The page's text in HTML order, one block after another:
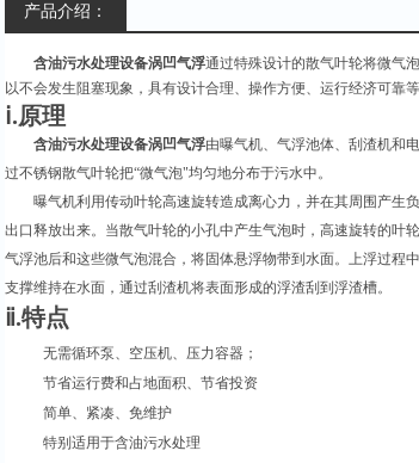
产品介绍：
含油污水处理设备涡凹气浮通过特殊设计的散气叶轮将微气
以不会发生阻塞现象，具有设计合理、操作方便、运行经济可靠等
ⅰ.原理
含油污水处理设备涡凹气浮由曝气机、气浮池体、刮渣机和
过不锈钢散气叶轮把“微气泡"均匀地分布于污水中。
曝气机利用传动叶轮高速旋转造成离心力，并在其周围产生
出口释放出来。当散气叶轮的小孔中产生气泡时，高速旋转的叶
气浮池后和这些微气泡混合，将固体悬浮物带到水面。上浮过程
支撑维持在水面，通过刮渣机将表面形成的浮渣刮到浮渣槽。
ⅱ.特点
无需循环泵、空压机、压力容器；
节省运行费和占地面积、节省投资
简单、紧凑、免维护
特别适用于含油污水处理